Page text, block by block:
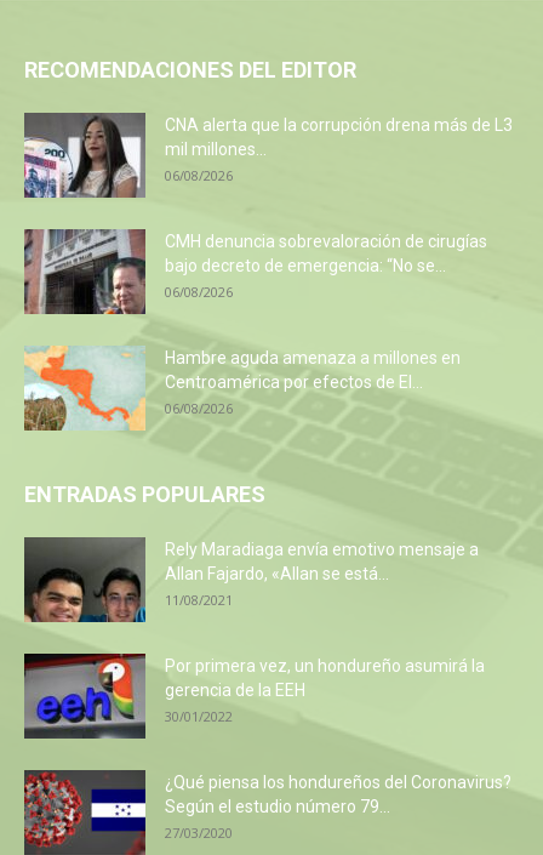
RECOMENDACIONES DEL EDITOR
CNA alerta que la corrupción drena más de L3
mil millones...
06/08/2026
CMH denuncia sobrevaloración de cirugías
bajo decreto de emergencia: “No se...
06/08/2026
Hambre aguda amenaza a millones en
Centroamérica por efectos de El...
06/08/2026
ENTRADAS POPULARES
Rely Maradiaga envía emotivo mensaje a
Allan Fajardo, «Allan se está...
11/08/2021
Por primera vez, un hondureño asumirá la
gerencia de la EEH
30/01/2022
¿Qué piensa los hondureños del Coronavirus?
Según el estudio número 79...
27/03/2020